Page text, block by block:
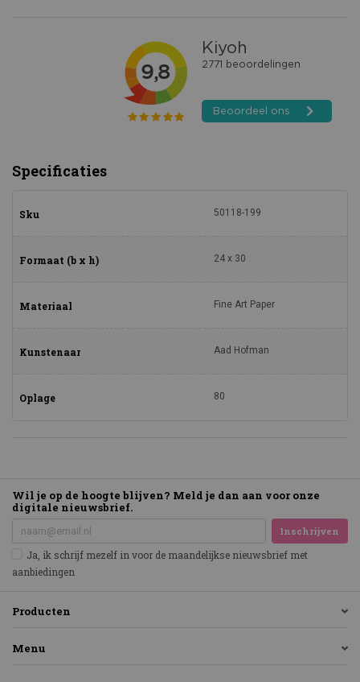
Specificaties
Sku 50118-199
Formaat (b x h) 24 x 30
Materiaal Fine Art Paper
Kunstenaar Aad Hofman
Oplage 80
Wil je op de hoogte blijven? Meld je dan aan voor onze
digitale nieuwsbrief.
Inschrijven
Ja, ik schrijf mezelf in voor de maandelijkse nieuwsbrief met
aanbiedingen
Producten
Menu